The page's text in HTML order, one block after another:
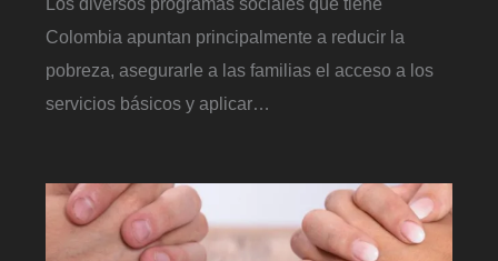
Colombia apuntan principalmente a reducir la
pobreza, asegurarle a las familias el acceso a los
servicios básicos y aplicar…